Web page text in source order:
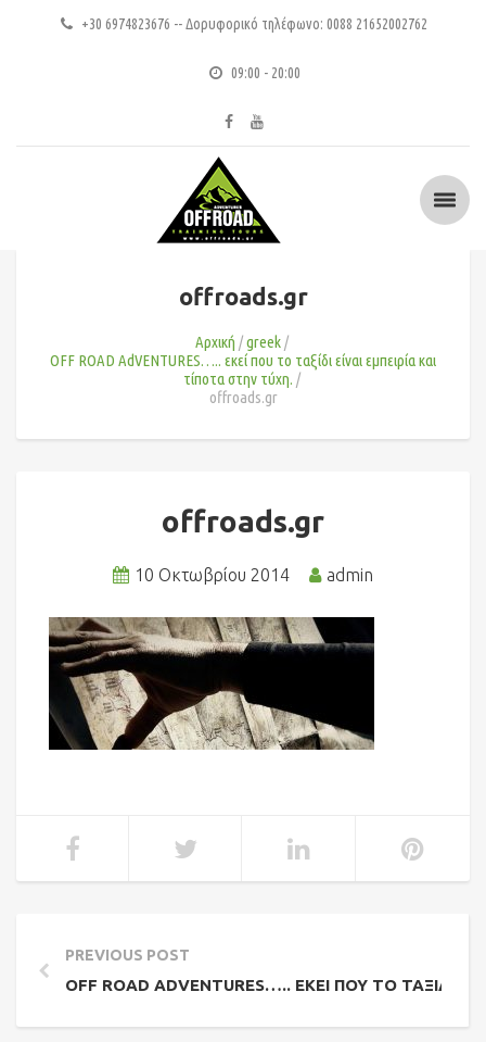
+30 6974823676 -- Δορυφορικό τηλέφωνο: 0088 21652002762
09:00 - 20:00
offroads.gr
Αρχική
greek
OFF ROAD AdVENTURES….. εκεί που το ταξίδι είναι εμπειρία και
τίποτα στην τύχη.
offroads.gr
offroads.gr
10 Οκτωβρίου 2014 admin
PREVIOUS POST
OFF ROAD ADVENTURES….. ΕΚΕΊ ΠΟΥ ΤΟ ΤΑΞΊΔΙ